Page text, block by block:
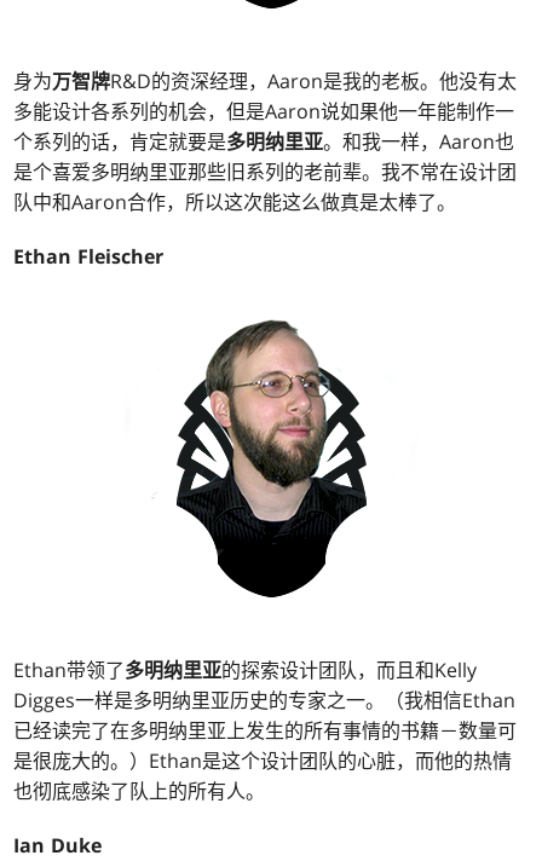
身为万智牌R&D的资深经理，Aaron是我的老板。他没有太
多能设计各系列的机会，但是Aaron说如果他一年能制作一
个系列的话，肯定就要是多明纳里亚。和我一样，Aaron也
是个喜爱多明纳里亚那些旧系列的老前辈。我不常在设计团
队中和Aaron合作，所以这次能这么做真是太棒了。
Ethan Fleischer
Ethan带领了多明纳里亚的探索设计团队，而且和Kelly
Digges一样是多明纳里亚历史的专家之一。（我相信Ethan
已经读完了在多明纳里亚上发生的所有事情的书籍－数量可
是很庞大的。）Ethan是这个设计团队的心脏，而他的热情
也彻底感染了队上的所有人。
Ian Duke